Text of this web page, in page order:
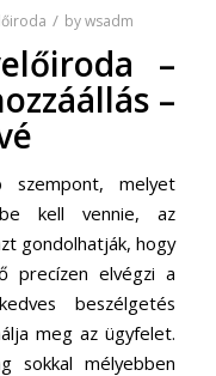
/ bywsadm
–
–
melyet
kell vennie, az
gondolhatják, hogy
precízen elvégzi a
beszélgetés
meg az ügyfelet.
sokkal mélyebben